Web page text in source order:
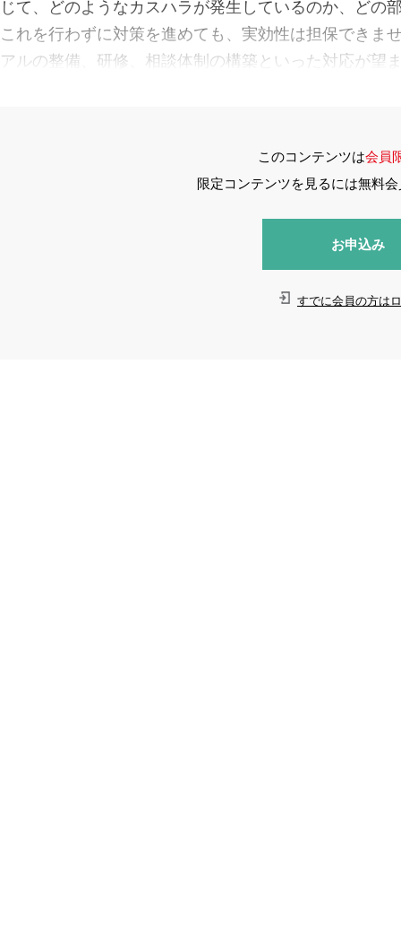
じて、どのようなカスハラが発生しているのか、どの
これを行わずに対策を進めても、実効性は担保できま
アルの整備、研修、相談体制の構築といった対応が望
このコンテンツは会員
限定コンテンツを見るには無料
お申込み
すでに会員の方は